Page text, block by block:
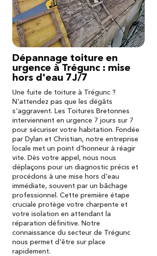
Dépannage toiture en
urgence à Trégunc : mise
hors d'eau 7J/7
Une fuite de toiture à Trégunc ?
N'attendez pas que les dégâts
s'aggravent. Les Toitures Bretonnes
interviennent en urgence 7 jours sur 7
pour sécuriser votre habitation. Fondée
par Dylan et Christian, notre entreprise
locale met un point d'honneur à réagir
vite. Dès votre appel, nous nous
déplaçons pour un diagnostic précis et
procédons à une mise hors d'eau
immédiate, souvent par un bâchage
professionnel. Cette première étape
cruciale protège votre charpente et
votre isolation en attendant la
réparation définitive. Notre
connaissance du secteur de Trégunc
nous permet d'être sur place
rapidement.